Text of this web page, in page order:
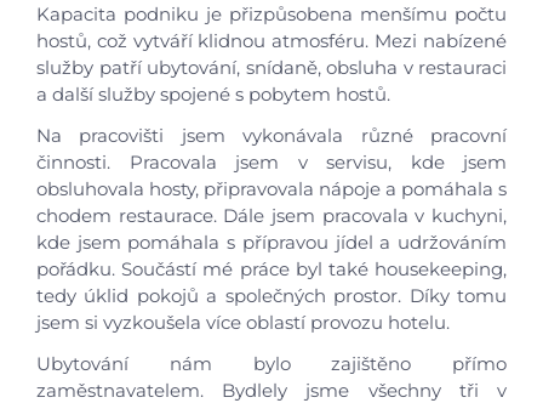
Kapacita podniku je přizpůsobena menšímu počtu
hostů, což vytváří klidnou atmosféru. Mezi nabízené
služby patří ubytování, snídaně, obsluha v restauraci
a další služby spojené s pobytem hostů.
Na pracovišti jsem vykonávala různé pracovní
činnosti. Pracovala jsem v servisu, kde jsem
obsluhovala hosty, připravovala nápoje a pomáhala s
chodem restaurace. Dále jsem pracovala v kuchyni,
kde jsem pomáhala s přípravou jídel a udržováním
pořádku. Součástí mé práce byl také housekeeping,
tedy úklid pokojů a společných prostor. Díky tomu
jsem si vyzkoušela více oblastí provozu hotelu.
Ubytování nám bylo zajištěno přímo
zaměstnavatelem. Bydlely jsme všechny tři v